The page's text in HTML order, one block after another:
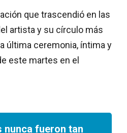
que trascendió en las
artista y su círculo más
última ceremonia, íntima y
este martes en el
nunca fueron tan